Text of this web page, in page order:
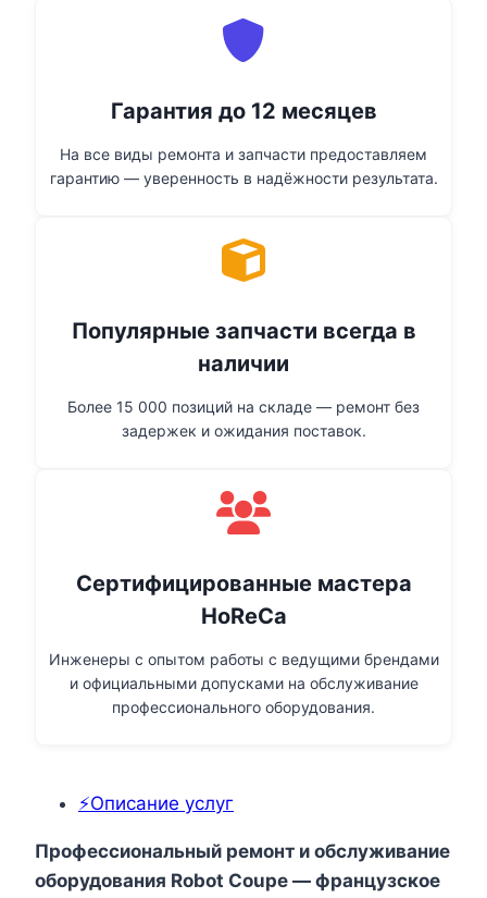
Гарантия до 12 месяцев
На все виды ремонта и запчасти предоставляем
гарантию — уверенность в надёжности результата.
Популярные запчасти всегда в
наличии
Более 15 000 позиций на складе — ремонт без
задержек и ожидания поставок.
Сертифицированные мастера
HoReCa
Инженеры с опытом работы с ведущими брендами
и официальными допусками на обслуживание
профессионального оборудования.
⚡Описание услуг
Профессиональный ремонт и обслуживание
оборудования Robot Coupe — французское